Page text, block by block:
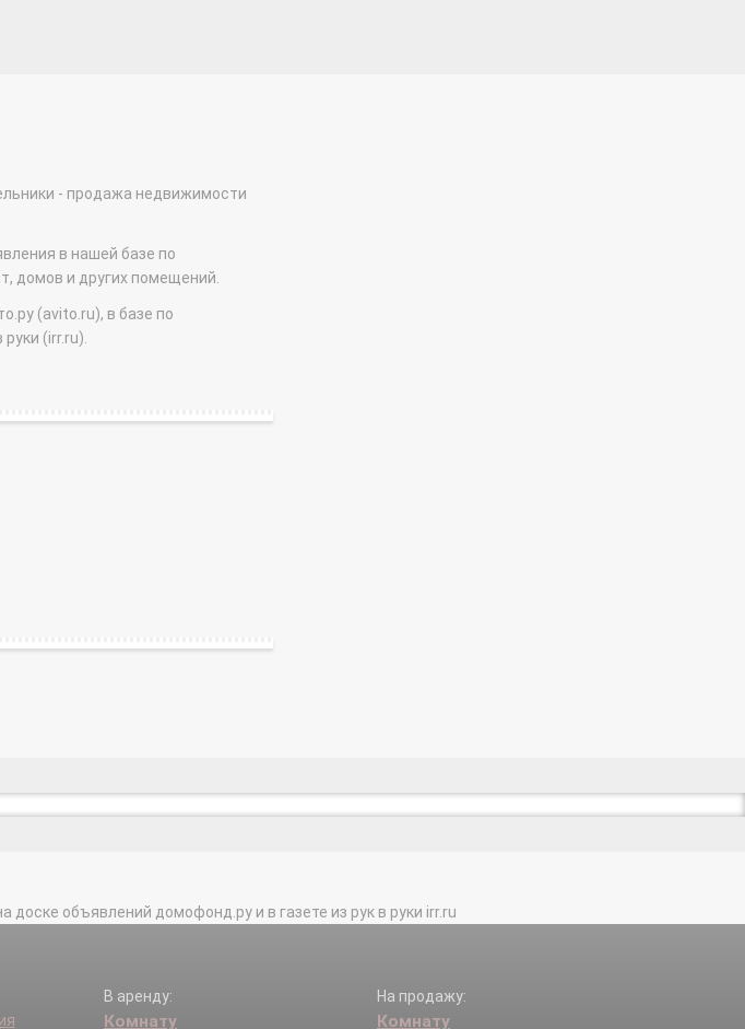
- продажа недвижимости
в нашей базе по
домов и других помещений.
(avito.ru), в базе по
(irr.ru).
объявлений домофонд.ру и в газете из рук в руки irr.ru
В аренду:
Комнату
На продажу:
Комнату